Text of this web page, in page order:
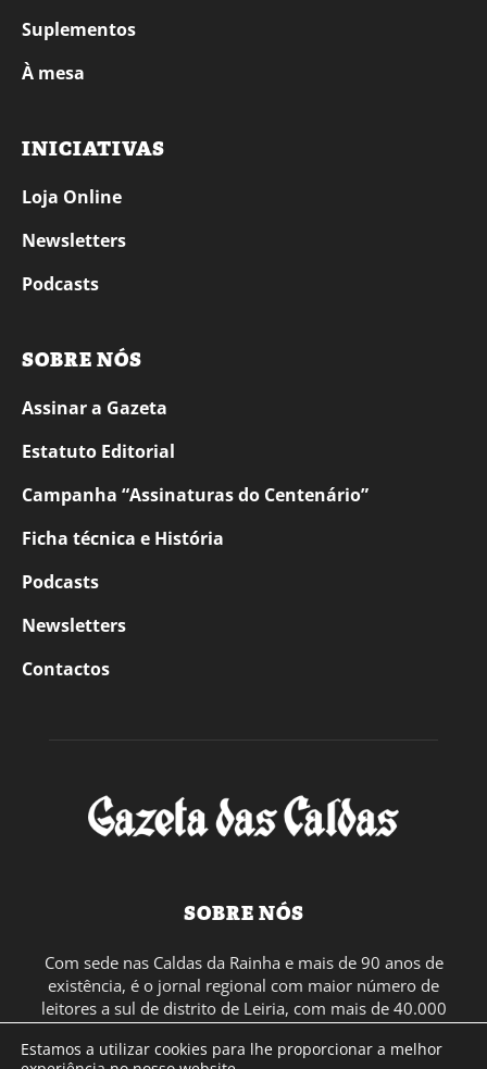
Suplementos
À mesa
INICIATIVAS
Loja Online
Newsletters
Podcasts
SOBRE NÓS
Assinar a Gazeta
Estatuto Editorial
Campanha “Assinaturas do Centenário”
Ficha técnica e História
Podcasts
Newsletters
Contactos
SOBRE NÓS
Com sede nas Caldas da Rainha e mais de 90 anos de
existência, é o jornal regional com maior número de
leitores a sul de distrito de Leiria, com mais de 40.000
em Portugal Continental e assinatura online.
Estamos a utilizar cookies para lhe proporcionar a melhor